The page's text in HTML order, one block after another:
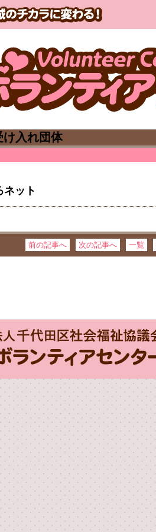
ネット
前の記事へ 次の記事へ 一覧